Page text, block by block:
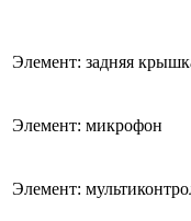
Элемент: задняя
Элемент: микрофон
Элемент: